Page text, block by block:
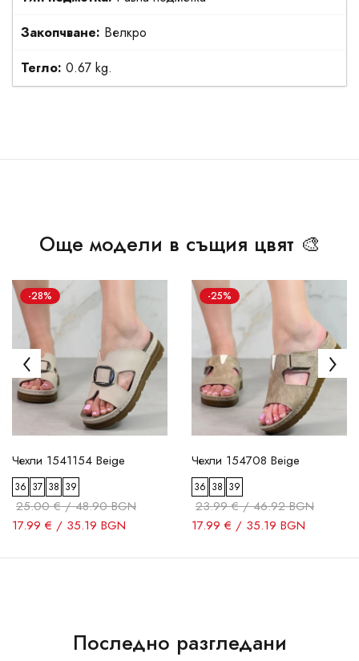
Закопчване: Велкро
Тегло: 0.67 kg.
Още модели в същия цвят 🎨
-28%
Чехли 1541154 Beige
36 37 38 39
25.00 € / 48.90 BGN
17.99 € / 35.19 BGN
-25%
Чехли 154708 Beige
36 38 39
23.99 € / 46.92 BGN
17.99 € / 35.19 BGN
Последно разгледани